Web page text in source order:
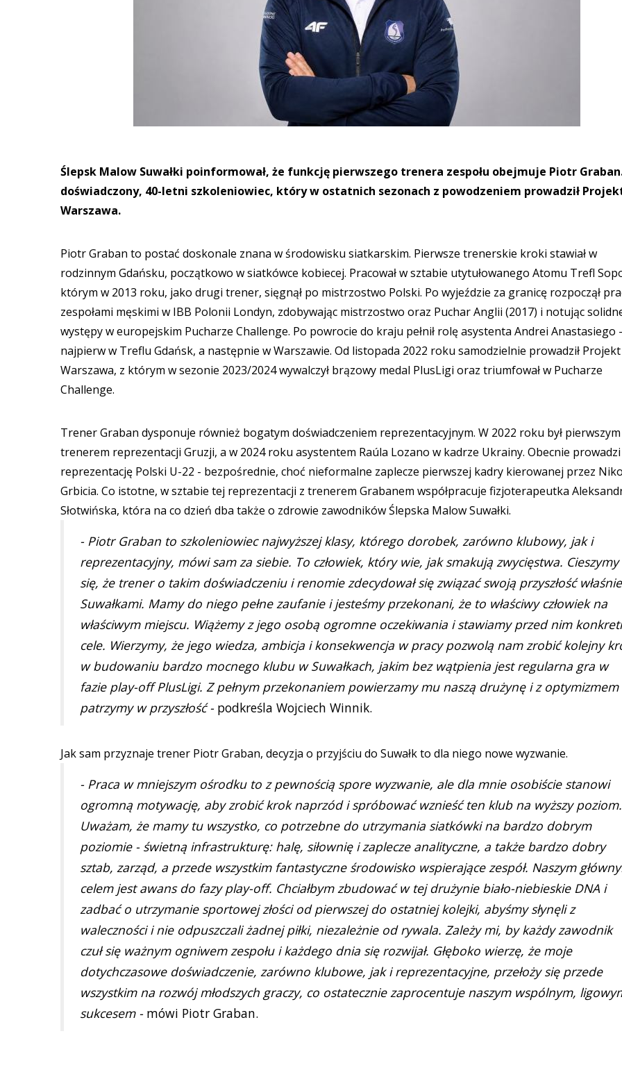
Ślepsk Malow Suwałki poinformował, że funkcję pierwszego trenera zespołu obejmuje Piotr
doświadczony, 40-letni szkoleniowiec, który w ostatnich sezonach z powodzeniem prowadził
Warszawa.
Piotr Graban to postać doskonale znana w środowisku siatkarskim. Pierwsze trenerskie kroki stawiał w
rodzinnym Gdańsku, początkowo w siatkówce kobiecej. Pracował w sztabie utytułowanego Atomu Trefl
którym w 2013 roku, jako drugi trener, sięgnął po mistrzostwo Polski. Po wyjeździe za granicę rozpoczął
zespołami męskimi w IBB Polonii Londyn, zdobywając mistrzostwo oraz Puchar Anglii (2017) i notując
występy w europejskim Pucharze Challenge. Po powrocie do kraju pełnił rolę asystenta Andrei Anastasiego -
najpierw w Treflu Gdańsk, a następnie w Warszawie. Od listopada 2022 roku samodzielnie prowadził Projekt
Warszawa, z którym w sezonie 2023/2024 wywalczył brązowy medal PlusLigi oraz triumfował w Pucharze
Challenge.
Trener Graban dysponuje również bogatym doświadczeniem reprezentacyjnym. W 2022 roku był pierwszym
trenerem reprezentacji Gruzji, a w 2024 roku asystentem Raúla Lozano w kadrze Ukrainy. Obecnie prowadzi
reprezentację Polski U-22 - bezpośrednie, choć nieformalne zaplecze pierwszej kadry kierowanej przez
Grbicia. Co istotne, w sztabie tej reprezentacji z trenerem Grabanem współpracuje fizjoterapeutka
Słotwińska, która na co dzień dba także o zdrowie zawodników Ślepska Malow Suwałki.
- Piotr Graban to szkoleniowiec najwyższej klasy, którego dorobek, zarówno klubowy, jak i
reprezentacyjny, mówi sam za siebie. To człowiek, który wie, jak smakują zwycięstwa. Cieszymy
się, że trener o takim doświadczeniu i renomie zdecydował się związać swoją przyszłość
Suwałkami. Mamy do niego pełne zaufanie i jesteśmy przekonani, że to właściwy człowiek na
właściwym miejscu. Wiążemy z jego osobą ogromne oczekiwania i stawiamy przed nim
cele. Wierzymy, że jego wiedza, ambicja i konsekwencja w pracy pozwolą nam zrobić kolejny
w budowaniu bardzo mocnego klubu w Suwałkach, jakim bez wątpienia jest regularna gra w
fazie play-off PlusLigi. Z pełnym przekonaniem powierzamy mu naszą drużynę i z optymizmem
patrzymy w przyszłość - podkreśla Wojciech Winnik.
Jak sam przyznaje trener Piotr Graban, decyzja o przyjściu do Suwałk to dla niego nowe wyzwanie.
- Praca w mniejszym ośrodku to z pewnością spore wyzwanie, ale dla mnie osobiście stanowi
ogromną motywację, aby zrobić krok naprzód i spróbować wznieść ten klub na wyższy poziom.
Uważam, że mamy tu wszystko, co potrzebne do utrzymania siatkówki na bardzo dobrym
poziomie - świetną infrastrukturę: halę, siłownię i zaplecze analityczne, a także bardzo dobry
sztab, zarząd, a przede wszystkim fantastyczne środowisko wspierające zespół. Naszym
celem jest awans do fazy play-off. Chciałbym zbudować w tej drużynie biało-niebieskie DNA i
zadbać o utrzymanie sportowej złości od pierwszej do ostatniej kolejki, abyśmy słynęli z
waleczności i nie odpuszczali żadnej piłki, niezależnie od rywala. Zależy mi, by każdy zawodnik
czuł się ważnym ogniwem zespołu i każdego dnia się rozwijał. Głęboko wierzę, że moje
dotychczasowe doświadczenie, zarówno klubowe, jak i reprezentacyjne, przełoży się przede
wszystkim na rozwój młodszych graczy, co ostatecznie zaprocentuje naszym wspólnym,
sukcesem - mówi Piotr Graban.